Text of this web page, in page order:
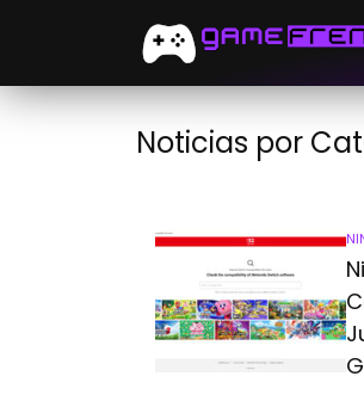
Noticias por